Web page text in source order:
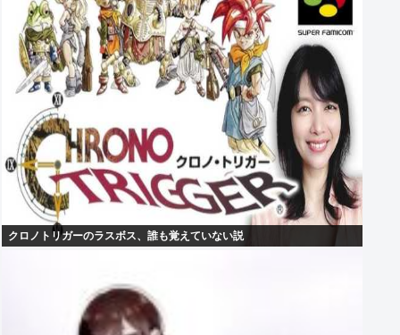
クロノトリガーのラスボス、誰も覚えていない説